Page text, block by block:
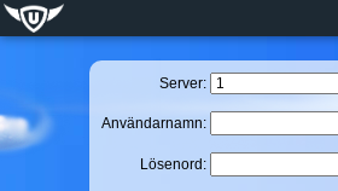
Server:
Användarnamn:
Lösenord: